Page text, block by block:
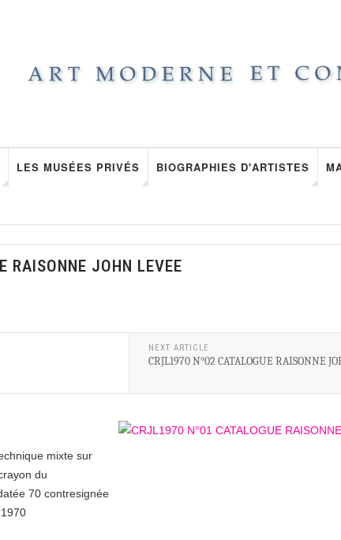
LES MUSÉES PRIVÉS BIOGRAPHIES D'ARTISTES
RAISONNE JOHN LEVEE
NEXT ARTICLE
CRJL1970 N°02 CATALOGUE RAISONNE
mixte sur
du
70 contresignée